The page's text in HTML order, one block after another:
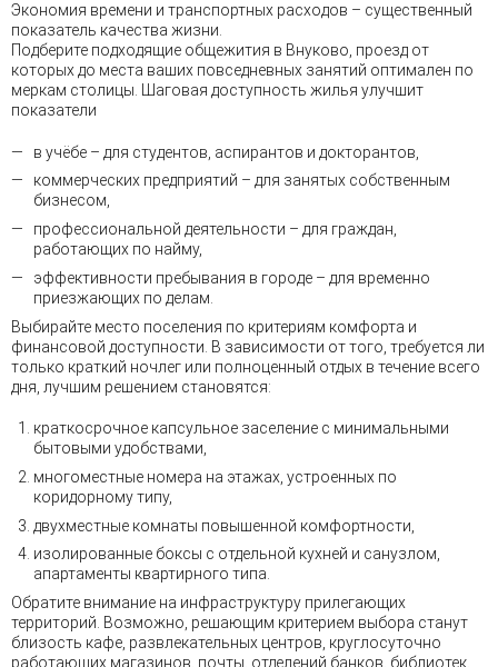
Экономия времени и транспортных расходов – существенный
показатель качества жизни.
Подберите подходящие общежития в Внуково, проезд от
которых до места ваших повседневных занятий оптимален по
меркам столицы. Шаговая доступность жилья улучшит
показатели
в учёбе – для студентов, аспирантов и докторантов,
коммерческих предприятий – для занятых собственным
бизнесом,
профессиональной деятельности – для граждан,
работающих по найму,
эффективности пребывания в городе – для временно
приезжающих по делам.
Выбирайте место поселения по критериям комфорта и
финансовой доступности. В зависимости от того, требуется ли
только краткий ночлег или полноценный отдых в течение всего
дня, лучшим решением становятся:
краткосрочное капсульное заселение с минимальными
бытовыми удобствами,
многоместные номера на этажах, устроенных по
коридорному типу,
двухместные комнаты повышенной комфортности,
изолированные боксы с отдельной кухней и санузлом,
апартаменты квартирного типа.
Обратите внимание на инфраструктуру прилегающих
территорий. Возможно, решающим критерием выбора станут
близость кафе, развлекательных центров, круглосуточно
работающих магазинов, почты, отделений банков, библиотек,